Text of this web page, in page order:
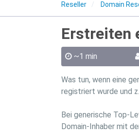
Reseller Domain
Erstreiten
~1 min
Was tun, wenn eine
registriert wurde und
Bei generische Top-
Domain-Inhaber mit